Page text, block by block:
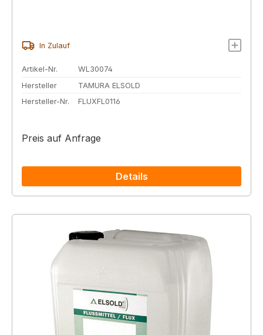
In Zulauf
Artikel-Nr.
WL30074
Hersteller
TAMURA ELSOLD
Hersteller-Nr.
FLUXFL0116
Preis auf Anfrage
Details